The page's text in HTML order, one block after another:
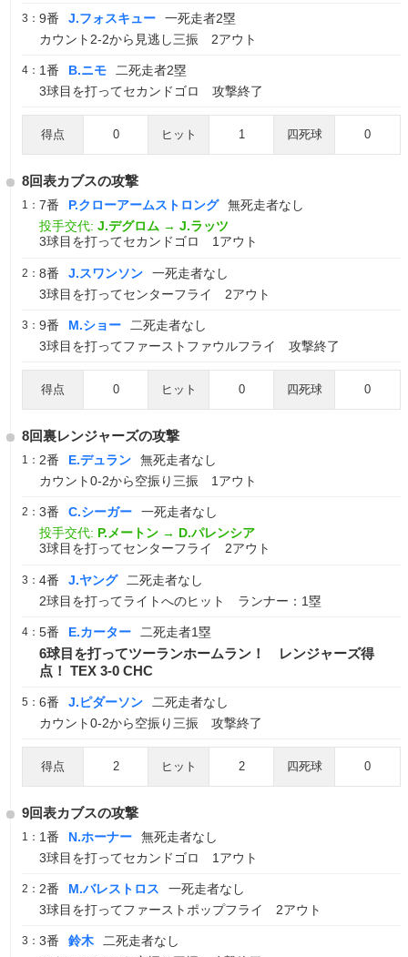
3： 9番 J.フォスキュー
一死走者2塁
カウント2-2から見逃し三振 2アウト
4： 1番 B.ニモ
二死走者2塁
3球目を打ってセカンドゴロ 攻撃終了
得点 0 ヒット 1 四死球 0
8回表カブスの攻撃
1： 7番 P.クローアームストロング
無死走者なし
投手交代: J.デグロム → J.ラッツ
3球目を打ってセカンドゴロ 1アウト
2： 8番 J.スワンソン
一死走者なし
3球目を打ってセンターフライ 2アウト
3： 9番 M.ショー
二死走者なし
3球目を打ってファーストファウルフライ 攻撃終了
得点 0 ヒット 0 四死球 0
8回裏レンジャーズの攻撃
1： 2番 E.デュラン
無死走者なし
カウント0-2から空振り三振 1アウト
2： 3番 C.シーガー
一死走者なし
投手交代: P.メートン → D.パレンシア
3球目を打ってセンターフライ 2アウト
3： 4番 J.ヤング
二死走者なし
2球目を打ってライトへのヒット ランナー：1塁
4： 5番 E.カーター 二死走者1塁
6球目を打ってツーランホームラン！ レンジャーズ得
点！ TEX 3-0 CHC
5： 6番 J.ピダーソン
二死走者なし
カウント0-2から空振り三振 攻撃終了
得点 2 ヒット 2 四死球 0
9回表カブスの攻撃
1： 1番 N.ホーナー
無死走者なし
3球目を打ってセカンドゴロ 1アウト
2： 2番 M.バレストロス
一死走者なし
3球目を打ってファーストポップフライ 2アウト
3： 3番 鈴木
二死走者なし